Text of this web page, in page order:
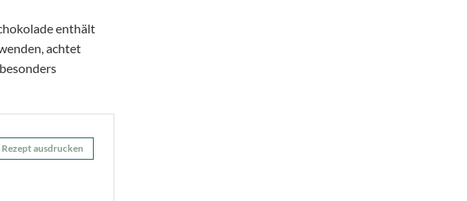
enthält
achtet
Rezept ausdrucken